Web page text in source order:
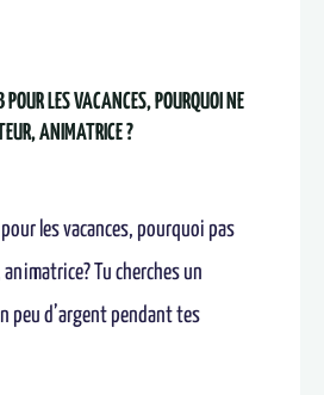
POUR LES VACANCES, POURQUOI NE
ANIMATRICE ?​
les vacances, pourquoi pas
Tu cherches un
peu d’argent pendant tes